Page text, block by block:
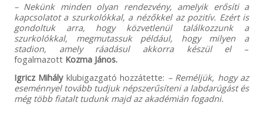
– Nekünk minden olyan rendezvény, amelyik erősíti a
kapcsolatot a szurkolókkal, a nézőkkel az pozitív. Ezért is
gondoltuk arra, hogy közvetlenül találkozzunk a
szurkolókkal, megmutassuk például, hogy milyen a
stadion, amely ráadásul akkorra készül el–
fogalmazott Kozma János.
Igricz Mihályklubigazgató hozzátette: – Reméljük, hogy az
eseménnyel tovább tudjuk népszerűsíteni a labdarúgást és
még több fiatalt tudunk majd az akadémián fogadni.